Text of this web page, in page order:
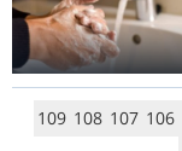
106
107
108
109